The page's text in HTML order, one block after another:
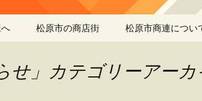
つり
松原市の商店街
上田元町商店会
松原市商連につい
せ」カテゴリーアー